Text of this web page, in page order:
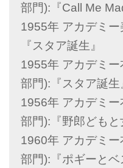
部門):『Call Me
1955年 アカデミ
『スタア誕生』
1955年 アカデミ
部門):『スタア誕生
1956年 アカデミ
部門):『野郎どもと
1960年 アカデミ
部門):『ポギーとベ